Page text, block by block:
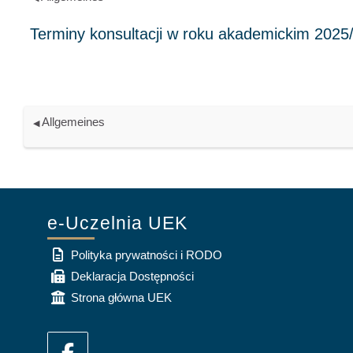
◀︎ Allgemeines
e-Uczelnia UEK
Polityka prywatności i RODO
Deklaracja Dostępności
Strona główna UEK